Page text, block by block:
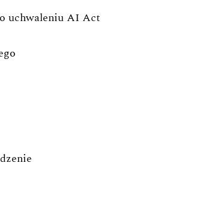
uchwaleniu AI Act